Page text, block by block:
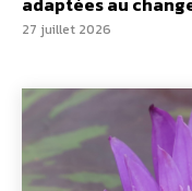
27 juillet 2026